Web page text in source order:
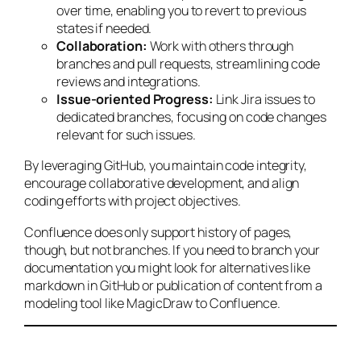
over time, enabling you to revert to previous
states if needed.
Collaboration: Work with others through
branches and pull requests, streamlining code
reviews and integrations.
Issue-oriented Progress: Link Jira issues to
dedicated branches, focusing on code changes
relevant for such issues.
By leveraging GitHub, you maintain code integrity,
encourage collaborative development, and align
coding efforts with project objectives.
Confluence does only support history of pages,
though, but not branches. If you need to branch your
documentation you might look for alternatives like
markdown in GitHub or publication of content from a
modeling tool like MagicDraw to Confluence.